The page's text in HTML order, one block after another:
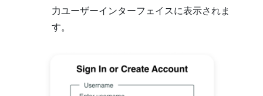
力ユーザーインターフェイスに表示されま
す。